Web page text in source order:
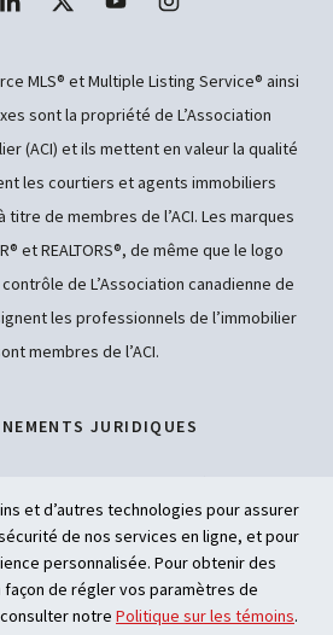
JURIDIQUES
ARTIFICIELLE
MLS® et Multiple Listing Service® ainsi
sont la propriété de L’Association
(ACI) et ils mettent en valeur la qualité
les courtiers et agents immobiliers
de membres de l’ACI. Les marques
et REALTORS®, de même que le logo
contrôle de L’Association canadienne de
les professionnels de l’immobilier
membres de l’ACI.
et d’autres technologies pour assurer
de nos services en ligne, et pour
personnalisée. Pour obtenir des
de régler vos paramètres de
notre Politique sur les témoins.